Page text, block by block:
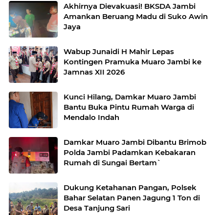
Akhirnya Dievakuasi! BKSDA Jambi
Amankan Beruang Madu di Suko Awin
Jaya
Wabup Junaidi H Mahir Lepas
Kontingen Pramuka Muaro Jambi ke
Jamnas XII 2026
Kunci Hilang, Damkar Muaro Jambi
Bantu Buka Pintu Rumah Warga di
Mendalo Indah
Damkar Muaro Jambi Dibantu Brimob
Polda Jambi Padamkan Kebakaran
Rumah di Sungai Bertam`
Dukung Ketahanan Pangan, Polsek
Bahar Selatan Panen Jagung 1 Ton di
Desa Tanjung Sari